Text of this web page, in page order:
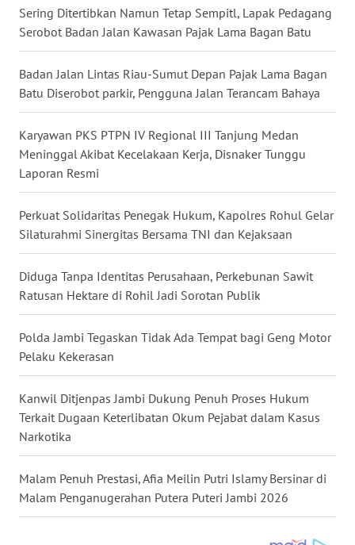
Sering Ditertibkan Namun Tetap Sempitl, Lapak Pedagang
Serobot Badan Jalan Kawasan Pajak Lama Bagan Batu
Badan Jalan Lintas Riau-Sumut Depan Pajak Lama Bagan
Batu Diserobot parkir, Pengguna Jalan Terancam Bahaya
Karyawan PKS PTPN IV Regional III Tanjung Medan
Meninggal Akibat Kecelakaan Kerja, Disnaker Tunggu
Laporan Resmi
Perkuat Solidaritas Penegak Hukum, Kapolres Rohul Gelar
Silaturahmi Sinergitas Bersama TNI dan Kejaksaan
Diduga Tanpa Identitas Perusahaan, Perkebunan Sawit
Ratusan Hektare di Rohil Jadi Sorotan Publik
Polda Jambi Tegaskan Tidak Ada Tempat bagi Geng Motor
Pelaku Kekerasan
Kanwil Ditjenpas Jambi Dukung Penuh Proses Hukum
Terkait Dugaan Keterlibatan Okum Pejabat dalam Kasus
Narkotika
Malam Penuh Prestasi, Afia Meilin Putri Islamy Bersinar di
Malam Penganugerahan Putera Puteri Jambi 2026
WN
KARAWANG
WN
BEKASI
WN
BOGOR
WN
DEPOK
WN
TAPANULI
UTARA
SAMOSIR
PADANG
LAWAS
SUMEDANG
WN